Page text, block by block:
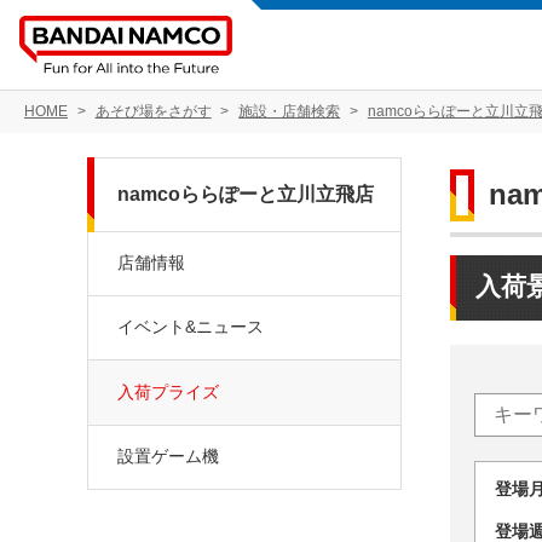
HOME あそび場をさがす 施設・店舗検索 namcoららぽーと立川立
入荷
登
登
namcoららぽーと立川立飛店
店舗情報
イベント&ニュース
入荷プライズ
設置ゲーム機